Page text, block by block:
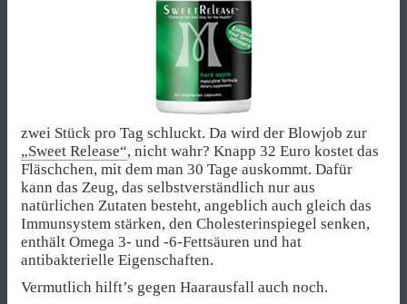
zwei Stück pro Tag schluckt. Da wird der Blowjob zur
„Sweet Release“, nicht wahr? Knapp 32 Euro kostet das
Fläschchen, mit dem man 30 Tage auskommt. Dafür
kann das Zeug, das selbstverständlich nur aus
natürlichen Zutaten besteht, angeblich auch gleich das
Immunsystem stärken, den Cholesterinspiegel senken,
enthält Omega 3- und -6-Fettsäuren und hat
antibakterielle Eigenschaften.
Vermutlich hilft’s gegen Haarausfall auch noch.